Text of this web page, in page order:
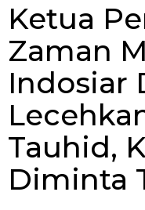
Ketua
Zaman
Indosiar
Tauhid,
Diminta